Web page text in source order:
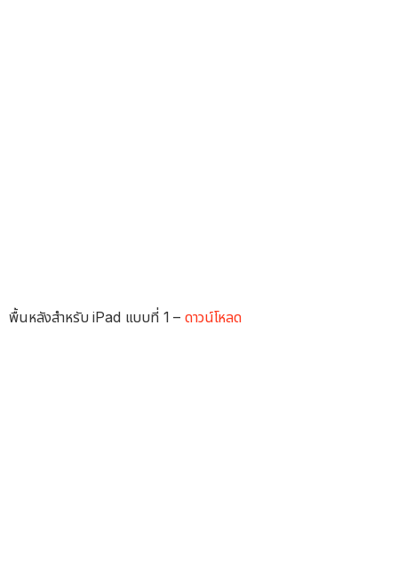
พื้นหลังสำหรับ iPad แบบที่ 1 –ดาวน์โหลด